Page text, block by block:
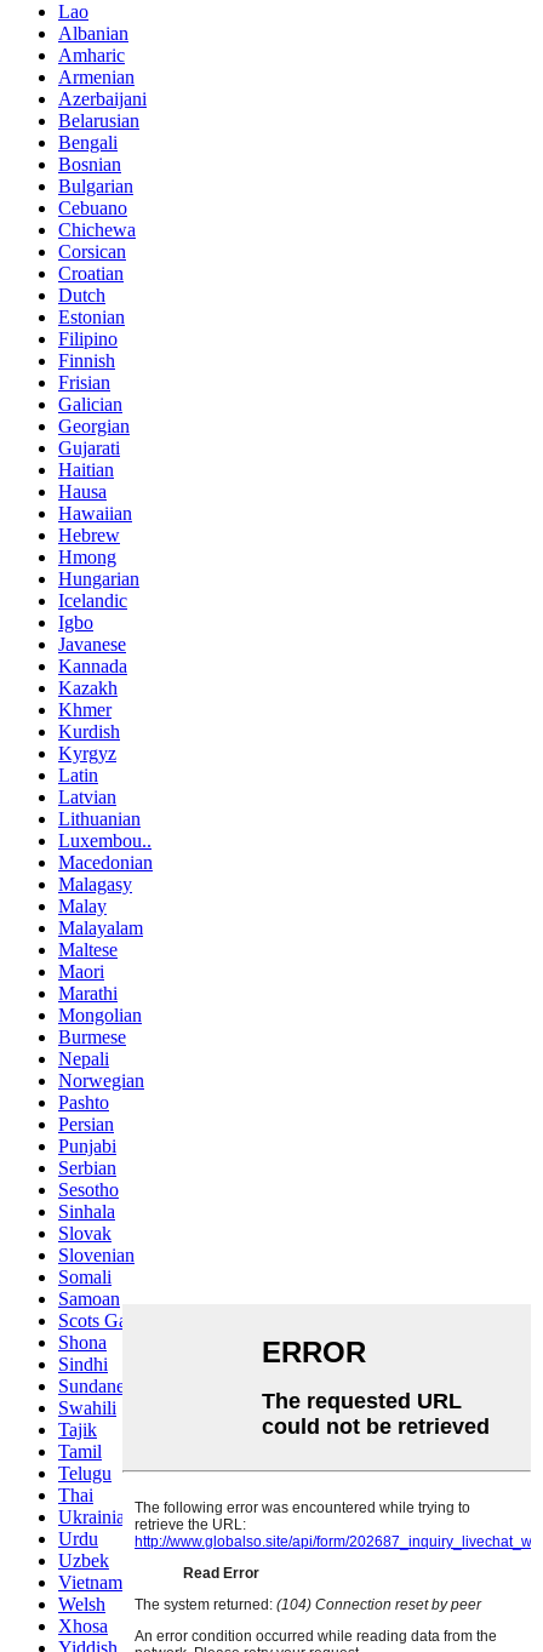
Lao
Albanian
Amharic
Armenian
Azerbaijani
Belarusian
Bengali
Bosnian
Bulgarian
Cebuano
Chichewa
Corsican
Croatian
Dutch
Estonian
Filipino
Finnish
Frisian
Galician
Georgian
Gujarati
Haitian
Hausa
Hawaiian
Hebrew
Hmong
Hungarian
Icelandic
Igbo
Javanese
Kannada
Kazakh
Khmer
Kurdish
Kyrgyz
Latin
Latvian
Lithuanian
Luxembou..
Macedonian
Malagasy
Malay
Malayalam
Maltese
Maori
Marathi
Mongolian
Burmese
Nepali
Norwegian
Pashto
Persian
Punjabi
Serbian
Sesotho
Sinhala
Slovak
Slovenian
Somali
Samoan
Scots Gaelic
Shona
Sindhi
Sundanese
Swahili
Tajik
Tamil
Telugu
Thai
Ukrainian
Urdu
Uzbek
Vietnamese
Welsh
Xhosa
Yiddish